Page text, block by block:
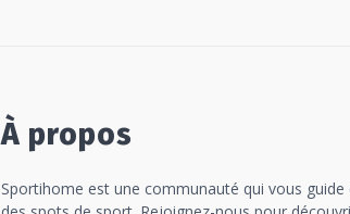
À propos
Sportihome est une communauté qui vous